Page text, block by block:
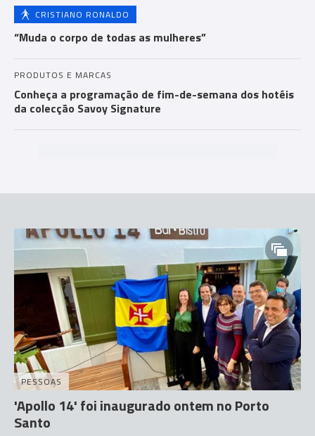
CRISTIANO RONALDO
“Muda o corpo de todas as mulheres”
PRODUTOS E MARCAS
Conheça a programação de fim-de-semana dos hotéis
da colecção Savoy Signature
PESSOAS
'Apollo 14' foi inaugurado ontem no Porto
Santo